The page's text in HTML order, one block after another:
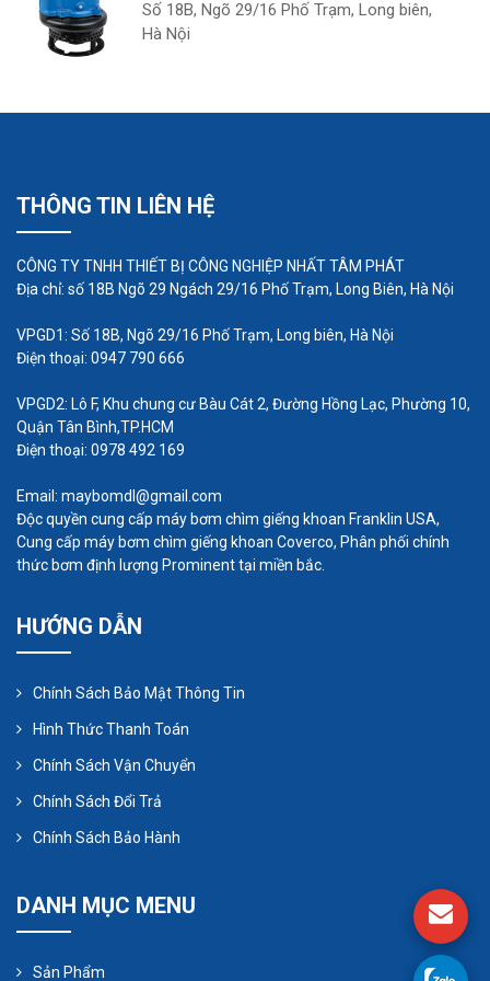
2. Vỏ bơm :
tâm.
Bánh công tác và mặt trong của vỏ bơm luôn
bảo vệ chống mài mòn.
4. Những kim loại được sử dụng để thiết kế bơm
như :
650BHN, được sử dụng trong môi trường có
MetaChrome là chất liệu chuẩn cho hầu hết
các loại bơm.
yếu dùng cho máy bơm trong quá trình nạo
vét ao hồ, kênh rạch,...
Bơm trục ngang : chỗ rò rỉ bùn (cổng hút bị
Số 18B, Ngõ 29/16 Phố Trạm, Long biên,
Hà Nội
THÔNG TIN LIÊN HỆ
CÔNG TY TNHH THIẾT BỊ CÔNG NGHIỆP NHẤT TÂM PHÁT
Địa chỉ: số 18B Ngõ 29 Ngách 29/16 Phố Trạm, Long Biên, Hà Nội
VPGD1: Số 18B, Ngõ 29/16 Phố Trạm, Long biên, Hà Nội
Điện thoại: 0947 790 666
VPGD2: Lô F, Khu chung cư Bàu Cát 2, Đường Hồng Lạc, Phường 10,
Quận Tân Bình,TP.HCM
Điện thoại: 0978 492 169
Email: maybomdl@gmail.com
Độc quyền cung cấp máy bơm chìm giếng khoan Franklin USA,
Cung cấp máy bơm chìm giếng khoan Coverco, Phân phối chính
thức bơm định lượng Prominent tại miền bắc.
HƯỚNG DẪN
Chính Sách Bảo Mật Thông Tin
Hình Thức Thanh Toán
Chính Sách Vận Chuyển
Chính Sách Đổi Trả
Chính Sách Bảo Hành
DANH MỤC MENU
Sản Phẩm